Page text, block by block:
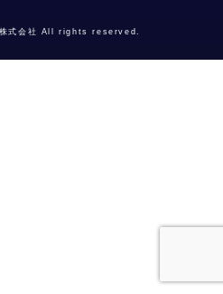
株式会社 All rights reserved.